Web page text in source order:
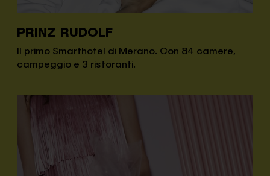
PRINZ RUDOLF
Il primo Smarthotel di Merano. Con 84 camere,
campeggio e 3 ristoranti.